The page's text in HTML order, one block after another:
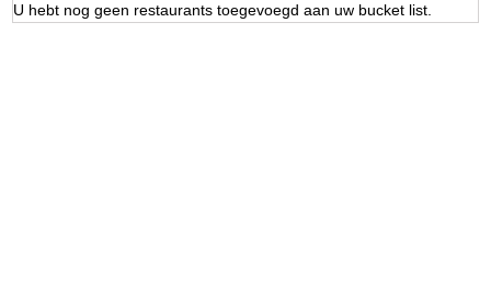
U hebt nog geen restaurants toegevoegd aan uw bucket list.